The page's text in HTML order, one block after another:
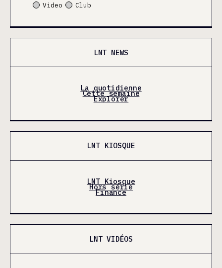
Video
Club
LNT NEWS
La quotidienne
Cette semaine
Explorer
LNT KIOSQUE
LNT Kiosque
Hors série
Finance
LNT VIDÉOS